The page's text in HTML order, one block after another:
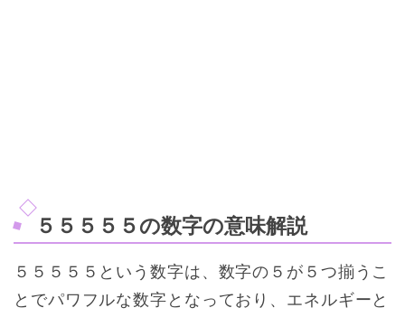
５５５５５の数字の意味解説
５５５５５という数字は、数字の５が５つ揃うこ
とでパワフルな数字となっており、エネルギーと